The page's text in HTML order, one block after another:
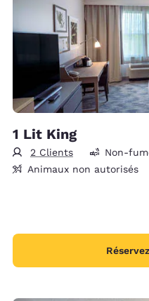
1 Lit King
2 Clients
Non-
Animaux non autorisés